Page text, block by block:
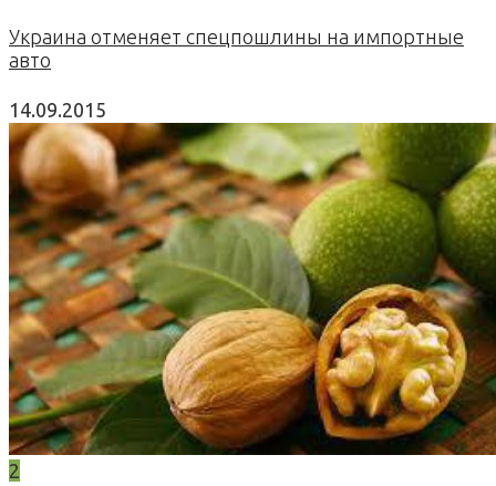
Украина отменяет спецпошлины на импортные
авто
14.09.2015
2